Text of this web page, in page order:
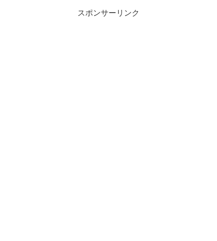
スポンサーリンク